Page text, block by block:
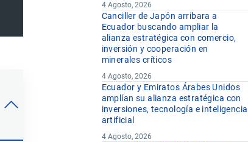
4 Agosto, 2026
Canciller de Japón arribara a
Ecuador buscando ampliar la
alianza estratégica con comercio,
inversión y cooperación en
minerales críticos
4 Agosto, 2026
Ecuador y Emiratos Árabes Unidos
amplían su alianza estratégica con
inversiones, tecnología e inteligencia
artificial
4 Agosto, 2026